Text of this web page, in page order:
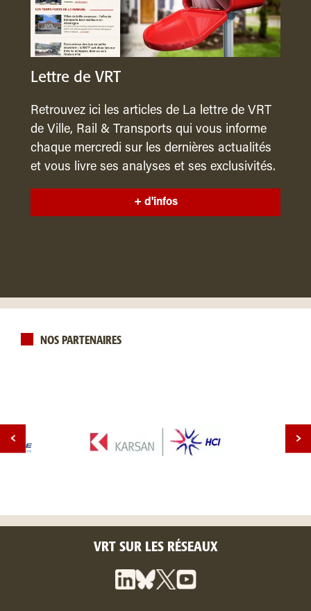
Lettre de VRT
Retrouvez ici les articles de La lettre de VRT
de Ville, Rail & Transports qui vous informe
chaque mercredi sur les dernières actualités
et vous livre ses analyses et ses exclusivités.
+ d'infos
NOS PARTENAIRES
VRT SUR LES RÉSEAUX